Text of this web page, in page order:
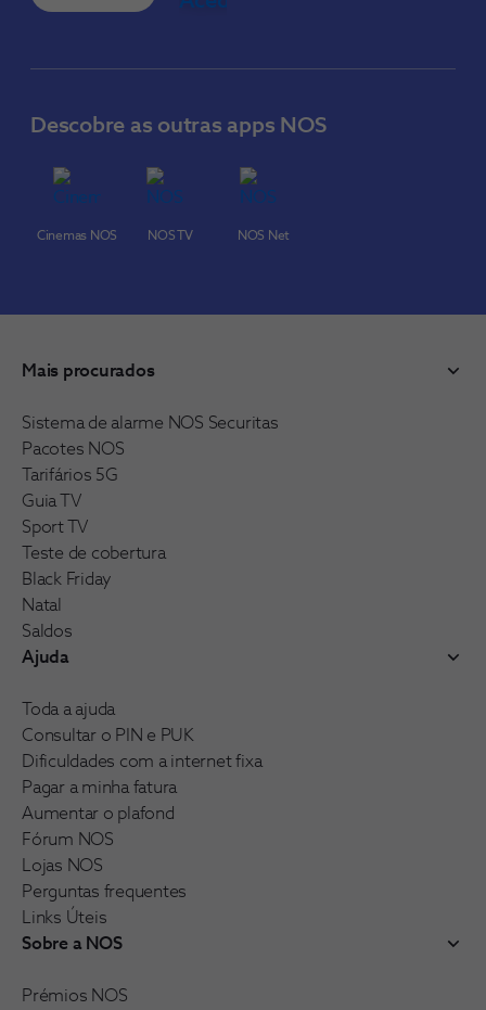
Descobre as outras apps NOS
Cinemas NOS NOS TV NOS Net
Mais procurados
Sistema de alarme NOS Securitas
Pacotes NOS
Tarifários 5G
Guia TV
Sport TV
Teste de cobertura
Black Friday
Natal
Saldos
Ajuda
Toda a ajuda
Consultar o PIN e PUK
Dificuldades com a internet fixa
Pagar a minha fatura
Aumentar o plafond
Fórum NOS
Lojas NOS
Perguntas frequentes
Links Úteis
Sobre a NOS
Prémios NOS